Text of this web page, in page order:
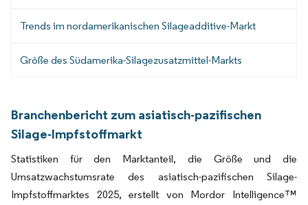
Trends im nordamerikanischen Silageadditive-Markt
Größe des Südamerika-Silagezusatzmittel-Markts
Branchenbericht zum asiatisch-pazifischen
Silage-Impfstoffmarkt
Statistiken für den Marktanteil, die Größe und die
Umsatzwachstumsrate des asiatisch-pazifischen Silage-
Impfstoffmarktes 2025, erstellt von Mordor Intelligence™